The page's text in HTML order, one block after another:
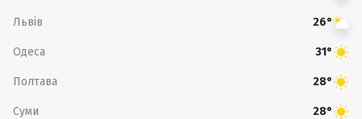
Львів 26°
Одеса 31°
Полтава 28°
Суми 28°